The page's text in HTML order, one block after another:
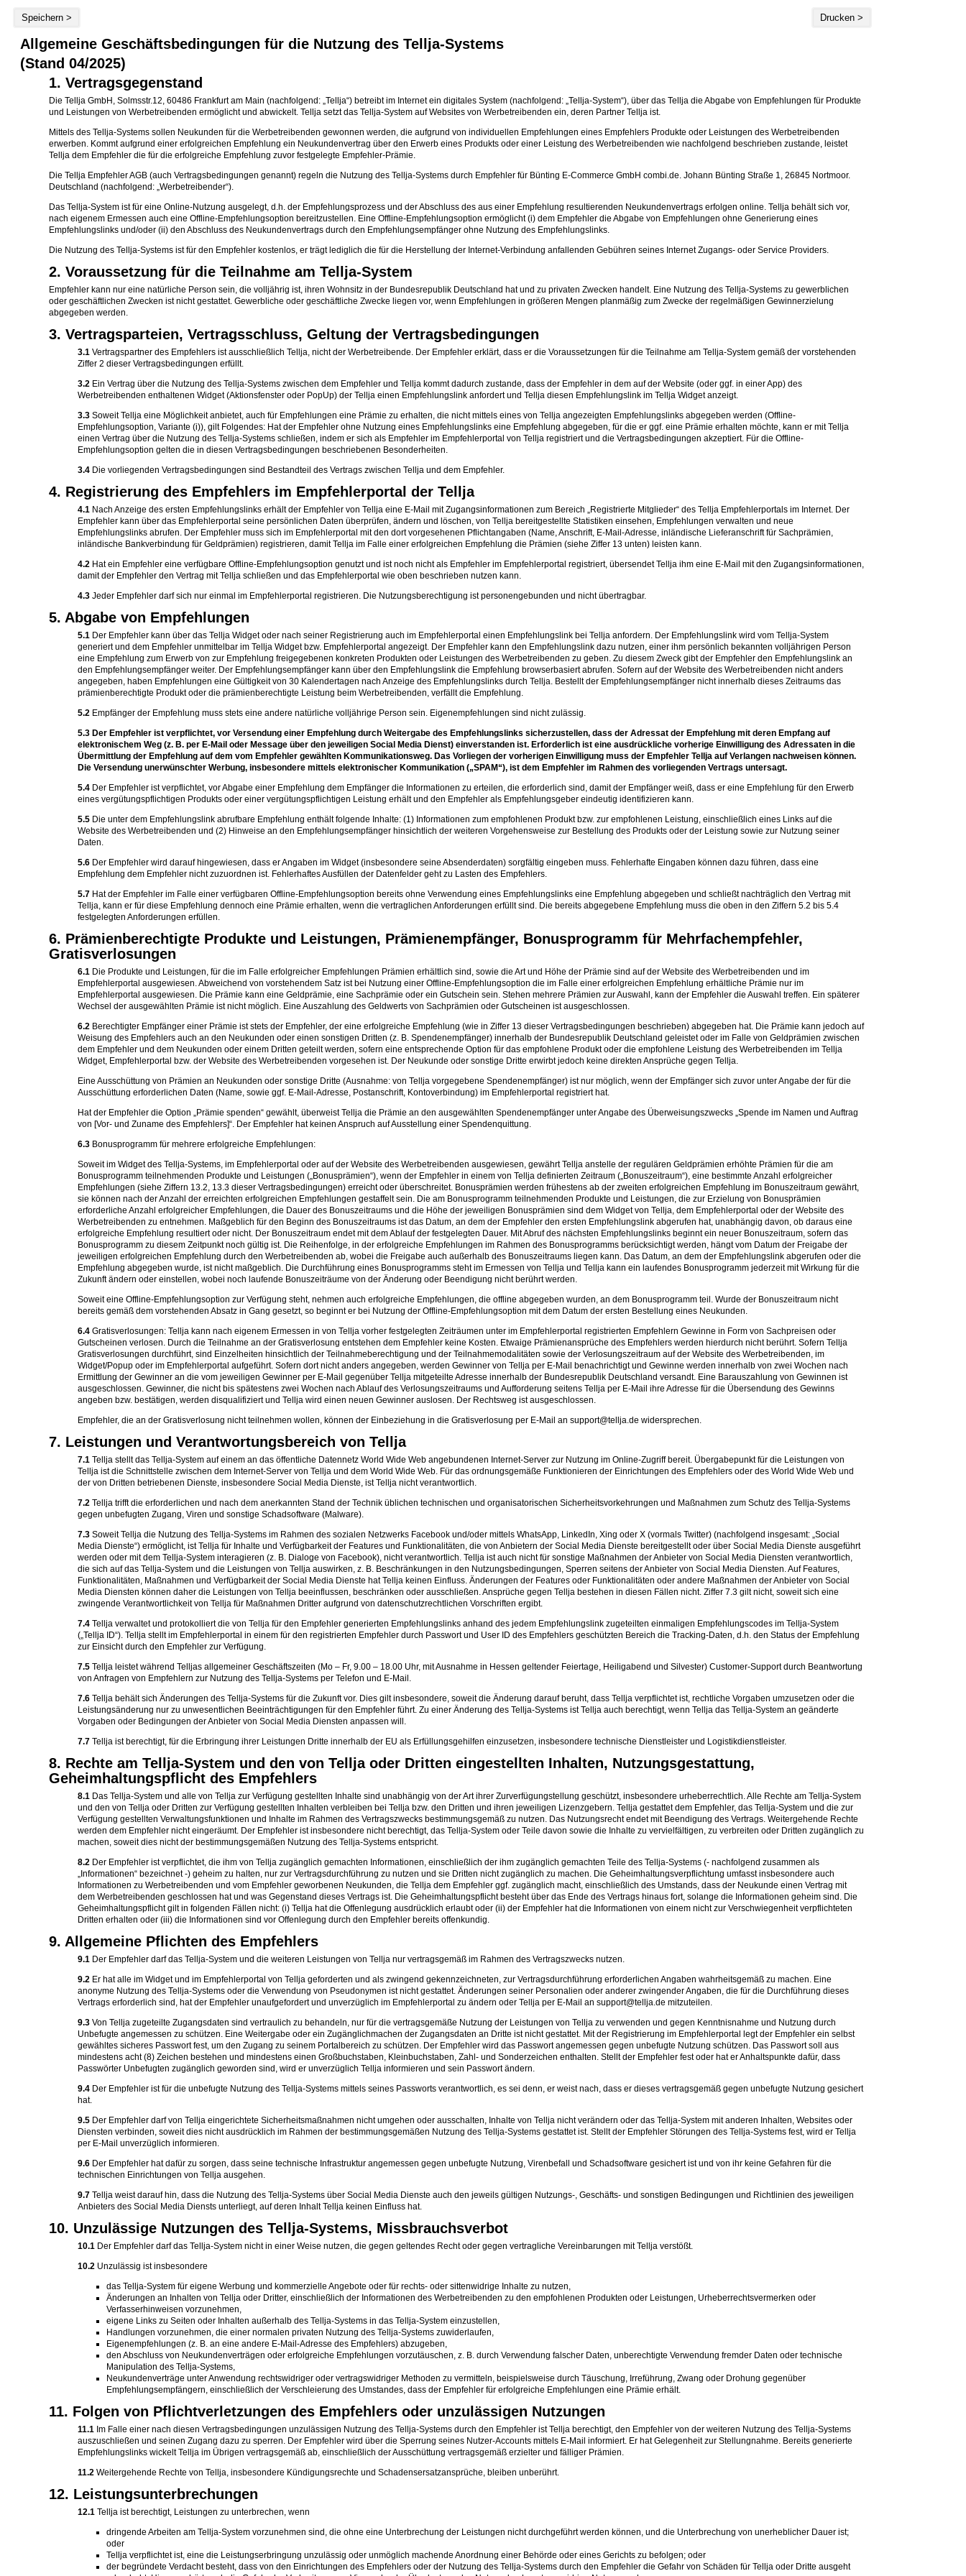
Speichern > Drucken >
Allgemeine Geschäftsbedingungen für die Nutzung des Tellja-Systems
(Stand 04/2025)
1. Vertragsgegenstand
Die Tellja GmbH, Solmsstr.12, 60486 Frankfurt am Main (nachfolgend: „Tellja“) betreibt im Internet ein digitales System (nachfolgend: „Tellja-System“), über das Tellja die Abgabe von Empfehlungen für Produkte
und Leistungen von Werbetreibenden ermöglicht und abwickelt. Tellja setzt das Tellja-System auf Websites von Werbetreibenden ein, deren Partner Tellja ist.
Mittels des Tellja-Systems sollen Neukunden für die Werbetreibenden gewonnen werden, die aufgrund von individuellen Empfehlungen eines Empfehlers Produkte oder Leistungen des Werbetreibenden
erwerben. Kommt aufgrund einer erfolgreichen Empfehlung ein Neukundenvertrag über den Erwerb eines Produkts oder einer Leistung des Werbetreibenden wie nachfolgend beschrieben zustande, leistet
Tellja dem Empfehler die für die erfolgreiche Empfehlung zuvor festgelegte Empfehler-Prämie.
Die Tellja Empfehler AGB (auch Vertragsbedingungen genannt) regeln die Nutzung des Tellja-Systems durch Empfehler für Bünting E-Commerce GmbH combi.de. Johann Bünting Straße 1, 26845 Nortmoor.
Deutschland (nachfolgend: „Werbetreibender“).
Das Tellja-System ist für eine Online-Nutzung ausgelegt, d.h. der Empfehlungsprozess und der Abschluss des aus einer Empfehlung resultierenden Neukundenvertrags erfolgen online. Tellja behält sich vor,
nach eigenem Ermessen auch eine Offline-Empfehlungsoption bereitzustellen. Eine Offline-Empfehlungsoption ermöglicht (i) dem Empfehler die Abgabe von Empfehlungen ohne Generierung eines
Empfehlungslinks und/oder (ii) den Abschluss des Neukundenvertrags durch den Empfehlungsempfänger ohne Nutzung des Empfehlungslinks.
Die Nutzung des Tellja-Systems ist für den Empfehler kostenlos, er trägt lediglich die für die Herstellung der Internet-Verbindung anfallenden Gebühren seines Internet Zugangs- oder Service Providers.
2. Voraussetzung für die Teilnahme am Tellja-System
Empfehler kann nur eine natürliche Person sein, die volljährig ist, ihren Wohnsitz in der Bundesrepublik Deutschland hat und zu privaten Zwecken handelt. Eine Nutzung des Tellja-Systems zu gewerblichen
oder geschäftlichen Zwecken ist nicht gestattet. Gewerbliche oder geschäftliche Zwecke liegen vor, wenn Empfehlungen in größeren Mengen planmäßig zum Zwecke der regelmäßigen Gewinnerzielung
abgegeben werden.
3. Vertragsparteien, Vertragsschluss, Geltung der Vertragsbedingungen
3.1 Vertragspartner des Empfehlers ist ausschließlich Tellja, nicht der Werbetreibende. Der Empfehler erklärt, dass er die Voraussetzungen für die Teilnahme am Tellja-System gemäß der vorstehenden
Ziffer 2 dieser Vertragsbedingungen erfüllt.
3.2 Ein Vertrag über die Nutzung des Tellja-Systems zwischen dem Empfehler und Tellja kommt dadurch zustande, dass der Empfehler in dem auf der Website (oder ggf. in einer App) des
Werbetreibenden enthaltenen Widget (Aktionsfenster oder PopUp) der Tellja einen Empfehlungslink anfordert und Tellja diesen Empfehlungslink im Tellja Widget anzeigt.
3.3 Soweit Tellja eine Möglichkeit anbietet, auch für Empfehlungen eine Prämie zu erhalten, die nicht mittels eines von Tellja angezeigten Empfehlungslinks abgegeben werden (Offline-
Empfehlungsoption, Variante (i)), gilt Folgendes: Hat der Empfehler ohne Nutzung eines Empfehlungslinks eine Empfehlung abgegeben, für die er ggf. eine Prämie erhalten möchte, kann er mit Tellja
einen Vertrag über die Nutzung des Tellja-Systems schließen, indem er sich als Empfehler im Empfehlerportal von Tellja registriert und die Vertragsbedingungen akzeptiert. Für die Offline-
Empfehlungsoption gelten die in diesen Vertragsbedingungen beschriebenen Besonderheiten.
3.4 Die vorliegenden Vertragsbedingungen sind Bestandteil des Vertrags zwischen Tellja und dem Empfehler.
4. Registrierung des Empfehlers im Empfehlerportal der Tellja
4.1 Nach Anzeige des ersten Empfehlungslinks erhält der Empfehler von Tellja eine E-Mail mit Zugangsinformationen zum Bereich „Registrierte Mitglieder“ des Tellja Empfehlerportals im Internet. Der
Empfehler kann über das Empfehlerportal seine persönlichen Daten überprüfen, ändern und löschen, von Tellja bereitgestellte Statistiken einsehen, Empfehlungen verwalten und neue
Empfehlungslinks abrufen. Der Empfehler muss sich im Empfehlerportal mit den dort vorgesehenen Pflichtangaben (Name, Anschrift, E-Mail-Adresse, inländische Lieferanschrift für Sachprämien,
inländische Bankverbindung für Geldprämien) registrieren, damit Tellja im Falle einer erfolgreichen Empfehlung die Prämien (siehe Ziffer 13 unten) leisten kann.
4.2 Hat ein Empfehler eine verfügbare Offline-Empfehlungsoption genutzt und ist noch nicht als Empfehler im Empfehlerportal registriert, übersendet Tellja ihm eine E-Mail mit den Zugangsinformationen,
damit der Empfehler den Vertrag mit Tellja schließen und das Empfehlerportal wie oben beschrieben nutzen kann.
4.3 Jeder Empfehler darf sich nur einmal im Empfehlerportal registrieren. Die Nutzungsberechtigung ist personengebunden und nicht übertragbar.
5. Abgabe von Empfehlungen
5.1 Der Empfehler kann über das Tellja Widget oder nach seiner Registrierung auch im Empfehlerportal einen Empfehlungslink bei Tellja anfordern. Der Empfehlungslink wird vom Tellja-System
generiert und dem Empfehler unmittelbar im Tellja Widget bzw. Empfehlerportal angezeigt. Der Empfehler kann den Empfehlungslink dazu nutzen, einer ihm persönlich bekannten volljährigen Person
eine Empfehlung zum Erwerb von zur Empfehlung freigegebenen konkreten Produkten oder Leistungen des Werbetreibenden zu geben. Zu diesem Zweck gibt der Empfehler den Empfehlungslink an
den Empfehlungsempfänger weiter. Der Empfehlungsempfänger kann über den Empfehlungslink die Empfehlung browserbasiert abrufen. Sofern auf der Website des Werbetreibenden nicht anders
angegeben, haben Empfehlungen eine Gültigkeit von 30 Kalendertagen nach Anzeige des Empfehlungslinks durch Tellja. Bestellt der Empfehlungsempfänger nicht innerhalb dieses Zeitraums das
prämienberechtigte Produkt oder die prämienberechtigte Leistung beim Werbetreibenden, verfällt die Empfehlung.
5.2 Empfänger der Empfehlung muss stets eine andere natürliche volljährige Person sein. Eigenempfehlungen sind nicht zulässig.
5.3 Der Empfehler ist verpflichtet, vor Versendung einer Empfehlung durch Weitergabe des Empfehlungslinks sicherzustellen, dass der Adressat der Empfehlung mit deren Empfang auf
elektronischem Weg (z. B. per E-Mail oder Message über den jeweiligen Social Media Dienst) einverstanden ist. Erforderlich ist eine ausdrückliche vorherige Einwilligung des Adressaten in die
Übermittlung der Empfehlung auf dem vom Empfehler gewählten Kommunikationsweg. Das Vorliegen der vorherigen Einwilligung muss der Empfehler Tellja auf Verlangen nachweisen können.
Die Versendung unerwünschter Werbung, insbesondere mittels elektronischer Kommunikation („SPAM“), ist dem Empfehler im Rahmen des vorliegenden Vertrags untersagt.
5.4 Der Empfehler ist verpflichtet, vor Abgabe einer Empfehlung dem Empfänger die Informationen zu erteilen, die erforderlich sind, damit der Empfänger weiß, dass er eine Empfehlung für den Erwerb
eines vergütungspflichtigen Produkts oder einer vergütungspflichtigen Leistung erhält und den Empfehler als Empfehlungsgeber eindeutig identifizieren kann.
5.5 Die unter dem Empfehlungslink abrufbare Empfehlung enthält folgende Inhalte: (1) Informationen zum empfohlenen Produkt bzw. zur empfohlenen Leistung, einschließlich eines Links auf die
Website des Werbetreibenden und (2) Hinweise an den Empfehlungsempfänger hinsichtlich der weiteren Vorgehensweise zur Bestellung des Produkts oder der Leistung sowie zur Nutzung seiner
Daten.
5.6 Der Empfehler wird darauf hingewiesen, dass er Angaben im Widget (insbesondere seine Absenderdaten) sorgfältig eingeben muss. Fehlerhafte Eingaben können dazu führen, dass eine
Empfehlung dem Empfehler nicht zuzuordnen ist. Fehlerhaftes Ausfüllen der Datenfelder geht zu Lasten des Empfehlers.
5.7 Hat der Empfehler im Falle einer verfügbaren Offline-Empfehlungsoption bereits ohne Verwendung eines Empfehlungslinks eine Empfehlung abgegeben und schließt nachträglich den Vertrag mit
Tellja, kann er für diese Empfehlung dennoch eine Prämie erhalten, wenn die vertraglichen Anforderungen erfüllt sind. Die bereits abgegebene Empfehlung muss die oben in den Ziffern 5.2 bis 5.4
festgelegten Anforderungen erfüllen.
6. Prämienberechtigte Produkte und Leistungen, Prämienempfänger, Bonusprogramm für Mehrfachempfehler,
Gratisverlosungen
6.1 Die Produkte und Leistungen, für die im Falle erfolgreicher Empfehlungen Prämien erhältlich sind, sowie die Art und Höhe der Prämie sind auf der Website des Werbetreibenden und im
Empfehlerportal ausgewiesen. Abweichend von vorstehendem Satz ist bei Nutzung einer Offline-Empfehlungsoption die im Falle einer erfolgreichen Empfehlung erhältliche Prämie nur im
Empfehlerportal ausgewiesen. Die Prämie kann eine Geldprämie, eine Sachprämie oder ein Gutschein sein. Stehen mehrere Prämien zur Auswahl, kann der Empfehler die Auswahl treffen. Ein späterer
Wechsel der ausgewählten Prämie ist nicht möglich. Eine Auszahlung des Geldwerts von Sachprämien oder Gutscheinen ist ausgeschlossen.
6.2 Berechtigter Empfänger einer Prämie ist stets der Empfehler, der eine erfolgreiche Empfehlung (wie in Ziffer 13 dieser Vertragsbedingungen beschrieben) abgegeben hat. Die Prämie kann jedoch auf
Weisung des Empfehlers auch an den Neukunden oder einen sonstigen Dritten (z. B. Spendenempfänger) innerhalb der Bundesrepublik Deutschland geleistet oder im Falle von Geldprämien zwischen
dem Empfehler und dem Neukunden oder einem Dritten geteilt werden, sofern eine entsprechende Option für das empfohlene Produkt oder die empfohlene Leistung des Werbetreibenden im Tellja
Widget, Empfehlerportal bzw. der Website des Werbetreibenden vorgesehen ist. Der Neukunde oder sonstige Dritte erwirbt jedoch keine direkten Ansprüche gegen Tellja.
Eine Ausschüttung von Prämien an Neukunden oder sonstige Dritte (Ausnahme: von Tellja vorgegebene Spendenempfänger) ist nur möglich, wenn der Empfänger sich zuvor unter Angabe der für die
Ausschüttung erforderlichen Daten (Name, sowie ggf. E-Mail-Adresse, Postanschrift, Kontoverbindung) im Empfehlerportal registriert hat.
Hat der Empfehler die Option „Prämie spenden“ gewählt, überweist Tellja die Prämie an den ausgewählten Spendenempfänger unter Angabe des Überweisungszwecks „Spende im Namen und Auftrag
von [Vor- und Zuname des Empfehlers]“. Der Empfehler hat keinen Anspruch auf Ausstellung einer Spendenquittung.
6.3 Bonusprogramm für mehrere erfolgreiche Empfehlungen:
Soweit im Widget des Tellja-Systems, im Empfehlerportal oder auf der Website des Werbetreibenden ausgewiesen, gewährt Tellja anstelle der regulären Geldprämien erhöhte Prämien für die am
Bonusprogramm teilnehmenden Produkte und Leistungen („Bonusprämien“), wenn der Empfehler in einem von Tellja definierten Zeitraum („Bonuszeitraum“), eine bestimmte Anzahl erfolgreicher
Empfehlungen (siehe Ziffern 13.2, 13.3 dieser Vertragsbedingungen) erreicht oder überschreitet. Bonusprämien werden frühestens ab der zweiten erfolgreichen Empfehlung im Bonuszeitraum gewährt,
sie können nach der Anzahl der erreichten erfolgreichen Empfehlungen gestaffelt sein. Die am Bonusprogramm teilnehmenden Produkte und Leistungen, die zur Erzielung von Bonusprämien
erforderliche Anzahl erfolgreicher Empfehlungen, die Dauer des Bonuszeitraums und die Höhe der jeweiligen Bonusprämien sind dem Widget von Tellja, dem Empfehlerportal oder der Website des
Werbetreibenden zu entnehmen. Maßgeblich für den Beginn des Bonuszeitraums ist das Datum, an dem der Empfehler den ersten Empfehlungslink abgerufen hat, unabhängig davon, ob daraus eine
erfolgreiche Empfehlung resultiert oder nicht. Der Bonuszeitraum endet mit dem Ablauf der festgelegten Dauer. Mit Abruf des nächsten Empfehlungslinks beginnt ein neuer Bonuszeitraum, sofern das
Bonusprogramm zu diesem Zeitpunkt noch gültig ist. Die Reihenfolge, in der erfolgreiche Empfehlungen im Rahmen des Bonusprogramms berücksichtigt werden, hängt vom Datum der Freigabe der
jeweiligen erfolgreichen Empfehlung durch den Werbetreibenden ab, wobei die Freigabe auch außerhalb des Bonuszeitraums liegen kann. Das Datum, an dem der Empfehlungslink abgerufen oder die
Empfehlung abgegeben wurde, ist nicht maßgeblich. Die Durchführung eines Bonusprogramms steht im Ermessen von Tellja und Tellja kann ein laufendes Bonusprogramm jederzeit mit Wirkung für die
Zukunft ändern oder einstellen, wobei noch laufende Bonuszeiträume von der Änderung oder Beendigung nicht berührt werden.
Soweit eine Offline-Empfehlungsoption zur Verfügung steht, nehmen auch erfolgreiche Empfehlungen, die offline abgegeben wurden, an dem Bonusprogramm teil. Wurde der Bonuszeitraum nicht
bereits gemäß dem vorstehenden Absatz in Gang gesetzt, so beginnt er bei Nutzung der Offline-Empfehlungsoption mit dem Datum der ersten Bestellung eines Neukunden.
6.4 Gratisverlosungen: Tellja kann nach eigenem Ermessen in von Tellja vorher festgelegten Zeiträumen unter im Empfehlerportal registrierten Empfehlern Gewinne in Form von Sachpreisen oder
Gutscheinen verlosen. Durch die Teilnahme an der Gratisverlosung entstehen dem Empfehler keine Kosten. Etwaige Prämienansprüche des Empfehlers werden hierdurch nicht berührt. Sofern Tellja
Gratisverlosungen durchführt, sind Einzelheiten hinsichtlich der Teilnahmeberechtigung und der Teilnahmemodalitäten sowie der Verlosungszeitraum auf der Website des Werbetreibenden, im
Widget/Popup oder im Empfehlerportal aufgeführt. Sofern dort nicht anders angegeben, werden Gewinner von Tellja per E-Mail benachrichtigt und Gewinne werden innerhalb von zwei Wochen nach
Ermittlung der Gewinner an die vom jeweiligen Gewinner per E-Mail gegenüber Tellja mitgeteilte Adresse innerhalb der Bundesrepublik Deutschland versandt. Eine Barauszahlung von Gewinnen ist
ausgeschlossen. Gewinner, die nicht bis spätestens zwei Wochen nach Ablauf des Verlosungszeitraums und Aufforderung seitens Tellja per E-Mail ihre Adresse für die Übersendung des Gewinns
angeben bzw. bestätigen, werden disqualifiziert und Tellja wird einen neuen Gewinner auslosen. Der Rechtsweg ist ausgeschlossen.
Empfehler, die an der Gratisverlosung nicht teilnehmen wollen, können der Einbeziehung in die Gratisverlosung per E-Mail an support@tellja.de widersprechen.
7. Leistungen und Verantwortungsbereich von Tellja
7.1 Tellja stellt das Tellja-System auf einem an das öffentliche Datennetz World Wide Web angebundenen Internet-Server zur Nutzung im Online-Zugriff bereit. Übergabepunkt für die Leistungen von
Tellja ist die Schnittstelle zwischen dem Internet-Server von Tellja und dem World Wide Web. Für das ordnungsgemäße Funktionieren der Einrichtungen des Empfehlers oder des World Wide Web und
der von Dritten betriebenen Dienste, insbesondere Social Media Dienste, ist Tellja nicht verantwortlich.
7.2 Tellja trifft die erforderlichen und nach dem anerkannten Stand der Technik üblichen technischen und organisatorischen Sicherheitsvorkehrungen und Maßnahmen zum Schutz des Tellja-Systems
gegen unbefugten Zugang, Viren und sonstige Schadsoftware (Malware).
7.3 Soweit Tellja die Nutzung des Tellja-Systems im Rahmen des sozialen Netzwerks Facebook und/oder mittels WhatsApp, LinkedIn, Xing oder X (vormals Twitter) (nachfolgend insgesamt: „Social
Media Dienste“) ermöglicht, ist Tellja für Inhalte und Verfügbarkeit der Features und Funktionalitäten, die von Anbietern der Social Media Dienste bereitgestellt oder über Social Media Dienste ausgeführt
werden oder mit dem Tellja-System interagieren (z. B. Dialoge von Facebook), nicht verantwortlich. Tellja ist auch nicht für sonstige Maßnahmen der Anbieter von Social Media Diensten verantwortlich,
die sich auf das Tellja-System und die Leistungen von Tellja auswirken, z. B. Beschränkungen in den Nutzungsbedingungen, Sperren seitens der Anbieter von Social Media Diensten. Auf Features,
Funktionalitäten, Maßnahmen und Verfügbarkeit der Social Media Dienste hat Tellja keinen Einfluss. Änderungen der Features oder Funktionalitäten oder andere Maßnahmen der Anbieter von Social
Media Diensten können daher die Leistungen von Tellja beeinflussen, beschränken oder ausschließen. Ansprüche gegen Tellja bestehen in diesen Fällen nicht. Ziffer 7.3 gilt nicht, soweit sich eine
zwingende Verantwortlichkeit von Tellja für Maßnahmen Dritter aufgrund von datenschutzrechtlichen Vorschriften ergibt.
7.4 Tellja verwaltet und protokolliert die von Tellja für den Empfehler generierten Empfehlungslinks anhand des jedem Empfehlungslink zugeteilten einmaligen Empfehlungscodes im Tellja-System
(„Tellja ID“). Tellja stellt im Empfehlerportal in einem für den registrierten Empfehler durch Passwort und User ID des Empfehlers geschützten Bereich die Tracking-Daten, d.h. den Status der Empfehlung
zur Einsicht durch den Empfehler zur Verfügung.
7.5 Tellja leistet während Telljas allgemeiner Geschäftszeiten (Mo – Fr, 9.00 – 18.00 Uhr, mit Ausnahme in Hessen geltender Feiertage, Heiligabend und Silvester) Customer-Support durch Beantwortung
von Anfragen von Empfehlern zur Nutzung des Tellja-Systems per Telefon und E-Mail.
7.6 Tellja behält sich Änderungen des Tellja-Systems für die Zukunft vor. Dies gilt insbesondere, soweit die Änderung darauf beruht, dass Tellja verpflichtet ist, rechtliche Vorgaben umzusetzen oder die
Leistungsänderung nur zu unwesentlichen Beeinträchtigungen für den Empfehler führt. Zu einer Änderung des Tellja-Systems ist Tellja auch berechtigt, wenn Tellja das Tellja-System an geänderte
Vorgaben oder Bedingungen der Anbieter von Social Media Diensten anpassen will.
7.7 Tellja ist berechtigt, für die Erbringung ihrer Leistungen Dritte innerhalb der EU als Erfüllungsgehilfen einzusetzen, insbesondere technische Dienstleister und Logistikdienstleister.
8. Rechte am Tellja-System und den von Tellja oder Dritten eingestellten Inhalten, Nutzungsgestattung,
Geheimhaltungspflicht des Empfehlers
8.1 Das Tellja-System und alle von Tellja zur Verfügung gestellten Inhalte sind unabhängig von der Art ihrer Zurverfügungstellung geschützt, insbesondere urheberrechtlich. Alle Rechte am Tellja-System
und den von Tellja oder Dritten zur Verfügung gestellten Inhalten verbleiben bei Tellja bzw. den Dritten und ihren jeweiligen Lizenzgebern. Tellja gestattet dem Empfehler, das Tellja-System und die zur
Verfügung gestellten Verwaltungsfunktionen und Inhalte im Rahmen des Vertragszwecks bestimmungsgemäß zu nutzen. Das Nutzungsrecht endet mit Beendigung des Vertrags. Weitergehende Rechte
werden dem Empfehler nicht eingeräumt. Der Empfehler ist insbesondere nicht berechtigt, das Tellja-System oder Teile davon sowie die Inhalte zu vervielfältigen, zu verbreiten oder Dritten zugänglich zu
machen, soweit dies nicht der bestimmungsgemäßen Nutzung des Tellja-Systems entspricht.
8.2 Der Empfehler ist verpflichtet, die ihm von Tellja zugänglich gemachten Informationen, einschließlich der ihm zugänglich gemachten Teile des Tellja-Systems (- nachfolgend zusammen als
„Informationen“ bezeichnet -) geheim zu halten, nur zur Vertragsdurchführung zu nutzen und sie Dritten nicht zugänglich zu machen. Die Geheimhaltungsverpflichtung umfasst insbesondere auch
Informationen zu Werbetreibenden und vom Empfehler geworbenen Neukunden, die Tellja dem Empfehler ggf. zugänglich macht, einschließlich des Umstands, dass der Neukunde einen Vertrag mit
dem Werbetreibenden geschlossen hat und was Gegenstand dieses Vertrags ist. Die Geheimhaltungspflicht besteht über das Ende des Vertrags hinaus fort, solange die Informationen geheim sind. Die
Geheimhaltungspflicht gilt in folgenden Fällen nicht: (i) Tellja hat die Offenlegung ausdrücklich erlaubt oder (ii) der Empfehler hat die Informationen von einem nicht zur Verschwiegenheit verpflichteten
Dritten erhalten oder (iii) die Informationen sind vor Offenlegung durch den Empfehler bereits offenkundig.
9. Allgemeine Pflichten des Empfehlers
9.1 Der Empfehler darf das Tellja-System und die weiteren Leistungen von Tellja nur vertragsgemäß im Rahmen des Vertragszwecks nutzen.
9.2 Er hat alle im Widget und im Empfehlerportal von Tellja geforderten und als zwingend gekennzeichneten, zur Vertragsdurchführung erforderlichen Angaben wahrheitsgemäß zu machen. Eine
anonyme Nutzung des Tellja-Systems oder die Verwendung von Pseudonymen ist nicht gestattet. Änderungen seiner Personalien oder anderer zwingender Angaben, die für die Durchführung dieses
Vertrags erforderlich sind, hat der Empfehler unaufgefordert und unverzüglich im Empfehlerportal zu ändern oder Tellja per E-Mail an support@tellja.de mitzuteilen.
9.3 Von Tellja zugeteilte Zugangsdaten sind vertraulich zu behandeln, nur für die vertragsgemäße Nutzung der Leistungen von Tellja zu verwenden und gegen Kenntnisnahme und Nutzung durch
Unbefugte angemessen zu schützen. Eine Weitergabe oder ein Zugänglichmachen der Zugangsdaten an Dritte ist nicht gestattet. Mit der Registrierung im Empfehlerportal legt der Empfehler ein selbst
gewähltes sicheres Passwort fest, um den Zugang zu seinem Portalbereich zu schützen. Der Empfehler wird das Passwort angemessen gegen unbefugte Nutzung schützen. Das Passwort soll aus
mindestens acht (8) Zeichen bestehen und mindestens einen Großbuchstaben, Kleinbuchstaben, Zahl- und Sonderzeichen enthalten. Stellt der Empfehler fest oder hat er Anhaltspunkte dafür, dass
Passwörter Unbefugten zugänglich geworden sind, wird er unverzüglich Tellja informieren und sein Passwort ändern.
9.4 Der Empfehler ist für die unbefugte Nutzung des Tellja-Systems mittels seines Passworts verantwortlich, es sei denn, er weist nach, dass er dieses vertragsgemäß gegen unbefugte Nutzung gesichert
hat.
9.5 Der Empfehler darf von Tellja eingerichtete Sicherheitsmaßnahmen nicht umgehen oder ausschalten, Inhalte von Tellja nicht verändern oder das Tellja-System mit anderen Inhalten, Websites oder
Diensten verbinden, soweit dies nicht ausdrücklich im Rahmen der bestimmungsgemäßen Nutzung des Tellja-Systems gestattet ist. Stellt der Empfehler Störungen des Tellja-Systems fest, wird er Tellja
per E-Mail unverzüglich informieren.
9.6 Der Empfehler hat dafür zu sorgen, dass seine technische Infrastruktur angemessen gegen unbefugte Nutzung, Virenbefall und Schadsoftware gesichert ist und von ihr keine Gefahren für die
technischen Einrichtungen von Tellja ausgehen.
9.7 Tellja weist darauf hin, dass die Nutzung des Tellja-Systems über Social Media Dienste auch den jeweils gültigen Nutzungs-, Geschäfts- und sonstigen Bedingungen und Richtlinien des jeweiligen
Anbieters des Social Media Diensts unterliegt, auf deren Inhalt Tellja keinen Einfluss hat.
10. Unzulässige Nutzungen des Tellja-Systems, Missbrauchsverbot
10.1 Der Empfehler darf das Tellja-System nicht in einer Weise nutzen, die gegen geltendes Recht oder gegen vertragliche Vereinbarungen mit Tellja verstößt.
10.2 Unzulässig ist insbesondere
das Tellja-System für eigene Werbung und kommerzielle Angebote oder für rechts- oder sittenwidrige Inhalte zu nutzen,
Änderungen an Inhalten von Tellja oder Dritter, einschließlich der Informationen des Werbetreibenden zu den empfohlenen Produkten oder Leistungen, Urheberrechtsvermerken oder
Verfasserhinweisen vorzunehmen,
eigene Links zu Seiten oder Inhalten außerhalb des Tellja-Systems in das Tellja-System einzustellen,
Handlungen vorzunehmen, die einer normalen privaten Nutzung des Tellja-Systems zuwiderlaufen,
Eigenempfehlungen (z. B. an eine andere E-Mail-Adresse des Empfehlers) abzugeben,
den Abschluss von Neukundenverträgen oder erfolgreiche Empfehlungen vorzutäuschen, z. B. durch Verwendung falscher Daten, unberechtigte Verwendung fremder Daten oder technische
Manipulation des Tellja-Systems,
Neukundenverträge unter Anwendung rechtswidriger oder vertragswidriger Methoden zu vermitteln, beispielsweise durch Täuschung, Irreführung, Zwang oder Drohung gegenüber
Empfehlungsempfängern, einschließlich der Verschleierung des Umstandes, dass der Empfehler für erfolgreiche Empfehlungen eine Prämie erhält.
11. Folgen von Pflichtverletzungen des Empfehlers oder unzulässigen Nutzungen
11.1 Im Falle einer nach diesen Vertragsbedingungen unzulässigen Nutzung des Tellja-Systems durch den Empfehler ist Tellja berechtigt, den Empfehler von der weiteren Nutzung des Tellja-Systems
auszuschließen und seinen Zugang dazu zu sperren. Der Empfehler wird über die Sperrung seines Nutzer-Accounts mittels E-Mail informiert. Er hat Gelegenheit zur Stellungnahme. Bereits generierte
Empfehlungslinks wickelt Tellja im Übrigen vertragsgemäß ab, einschließlich der Ausschüttung vertragsgemäß erzielter und fälliger Prämien.
11.2 Weitergehende Rechte von Tellja, insbesondere Kündigungsrechte und Schadensersatzansprüche, bleiben unberührt.
12. Leistungsunterbrechungen
12.1 Tellja ist berechtigt, Leistungen zu unterbrechen, wenn
dringende Arbeiten am Tellja-System vorzunehmen sind, die ohne eine Unterbrechung der Leistungen nicht durchgeführt werden können, und die Unterbrechung von unerheblicher Dauer ist;
oder
Tellja verpflichtet ist, eine die Leistungserbringung unzulässig oder unmöglich machende Anordnung einer Behörde oder eines Gerichts zu befolgen; oder
der begründete Verdacht besteht, dass von den Einrichtungen des Empfehlers oder der Nutzung des Tellja-Systems durch den Empfehler die Gefahr von Schäden für Tellja oder Dritte ausgeht